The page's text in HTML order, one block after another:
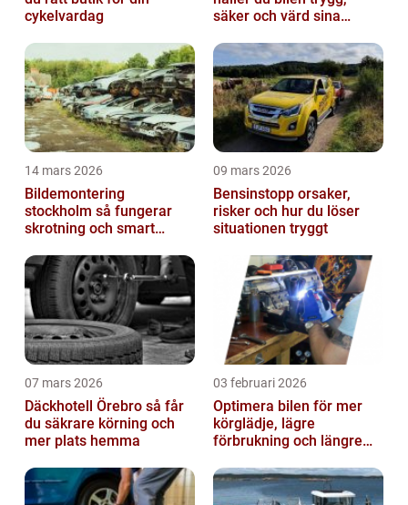
cykelvardag
säker och värd sina
14 mars 2026
Bildemontering
stockholm så fungerar
skrotning och smart
bildelar
09 mars 2026
Bensinstopp orsaker,
risker och hur du löser
situationen tryggt
07 mars 2026
Däckhotell Örebro så får
du säkrare körning och
mer plats hemma
03 februari 2026
Optimera bilen för mer
körglädje, lägre
förbrukning och längre